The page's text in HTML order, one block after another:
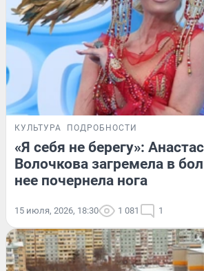
КУЛЬТУРА ПОДРОБНОСТИ
«Я себя не берегу»:
Волочкова загремела в
нее почернела нога
15 июля, 2026, 18:30 1 081 1